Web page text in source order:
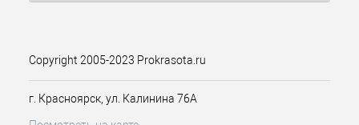
Copyright 2005-2023 Prokrasota.ru
г. Красноярск, ул. Калинина 76А